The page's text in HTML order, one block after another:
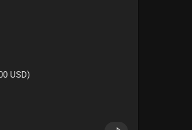
USD)
hiện trong Mempool cho thấy